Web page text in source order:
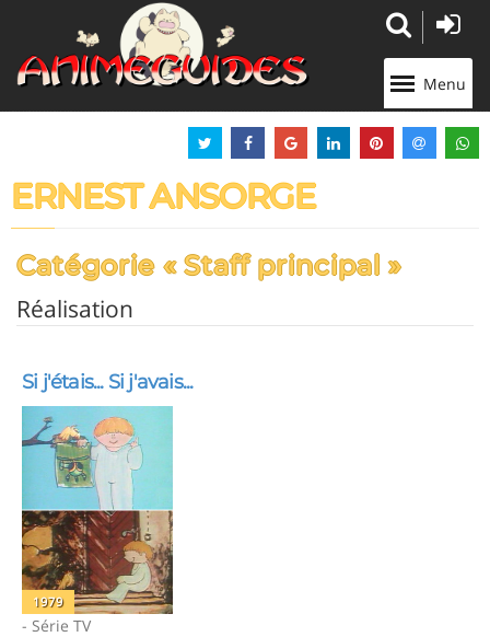
Menu
ERNEST ANSORGE
Catégorie « Staff principal »
Réalisation
Si j'étais... Si j'avais...
1979
- Série TV
Panneau de gestion des cookies